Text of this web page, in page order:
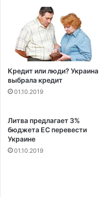
Кредит или люди? Украина
выбрала кредит
01.10.2019
Литва предлагает 3%
бюджета ЕС перевести
Украине
01.10.2019